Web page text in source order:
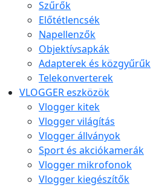
Szűrők
Előtétlencsék
Napellenzők
Objektívsapkák
Adapterek és közgyűrűk
Telekonverterek
VLOGGER eszközök
Vlogger kitek
Vlogger világítás
Vlogger állványok
Sport és akciókamerák
Vlogger mikrofonok
Vlogger kiegészítők